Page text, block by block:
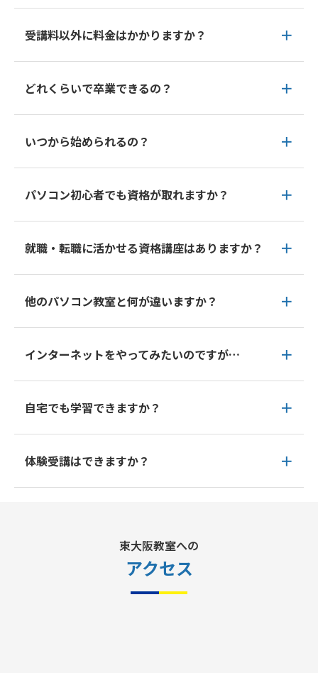
受講料以外に料金はかかりますか？
どれくらいで卒業できるの？
いつから始められるの？
パソコン初心者でも資格が取れますか？
就職・転職に活かせる資格講座はありますか？
他のパソコン教室と何が違いますか？
インターネットをやってみたいのですが…
自宅でも学習できますか？
体験受講はできますか？
東大阪教室への
アクセス